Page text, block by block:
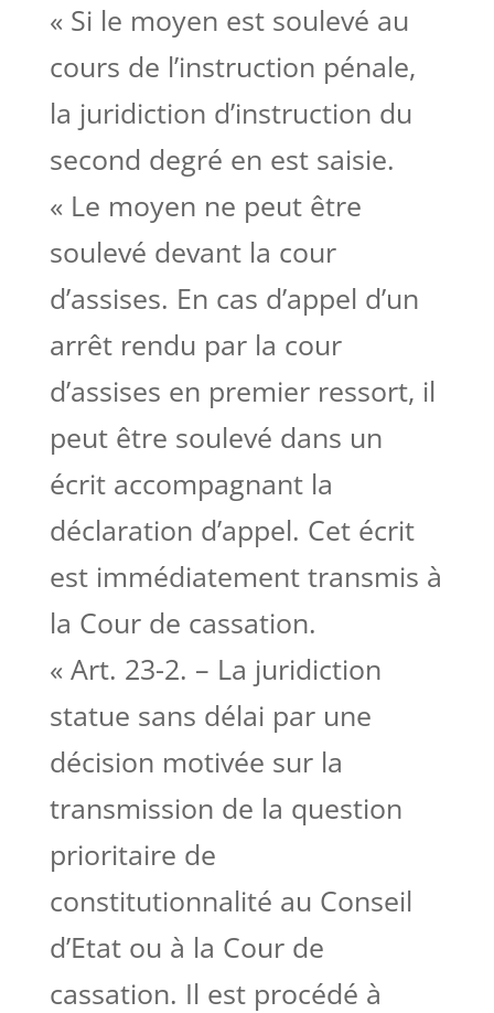
« Si le moyen est soulevé au
cours de l’instruction pénale,
la juridiction d’instruction du
second degré en est saisie.
« Le moyen ne peut être
soulevé devant la cour
d’assises. En cas d’appel d’un
arrêt rendu par la cour
d’assises en premier ressort, il
peut être soulevé dans un
écrit accompagnant la
déclaration d’appel. Cet écrit
est immédiatement transmis à
la Cour de cassation.
« Art. 23-2. – La juridiction
statue sans délai par une
décision motivée sur la
transmission de la question
prioritaire de
constitutionnalité au Conseil
d’Etat ou à la Cour de
cassation. Il est procédé à